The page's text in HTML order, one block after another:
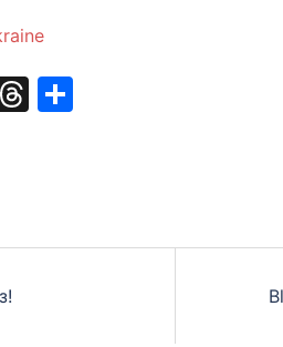
Threads